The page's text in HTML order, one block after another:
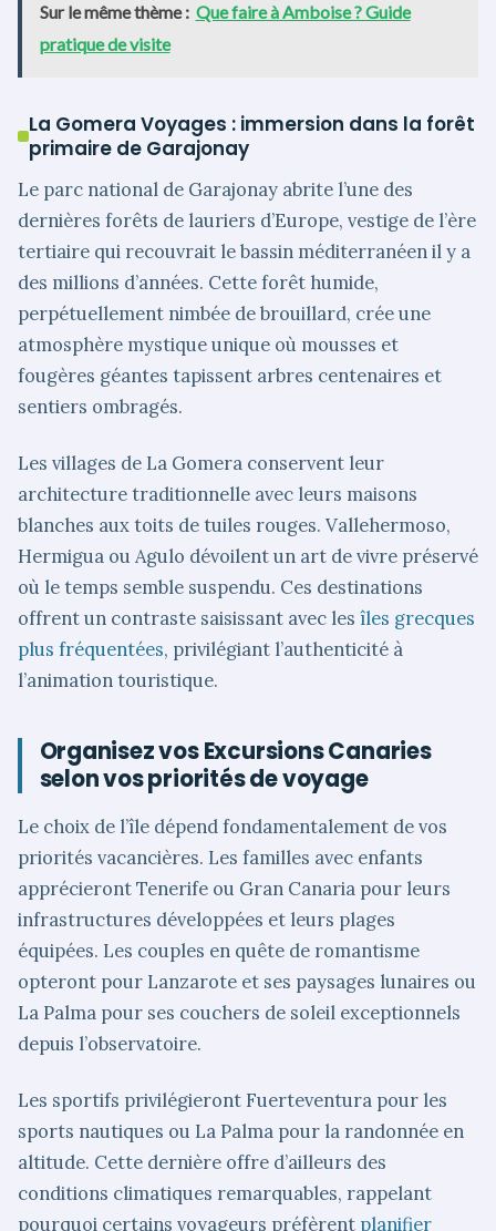
Sur le même thème : Que faire à Amboise ? Guide
pratique de visite
La Gomera Voyages : immersion dans la forêt
primaire de Garajonay
Le parc national de Garajonay abrite l’une des
dernières forêts de lauriers d’Europe, vestige de l’ère
tertiaire qui recouvrait le bassin méditerranéen il y a
des millions d’années. Cette forêt humide,
perpétuellement nimbée de brouillard, crée une
atmosphère mystique unique où mousses et
fougères géantes tapissent arbres centenaires et
sentiers ombragés.
Les villages de La Gomera conservent leur
architecture traditionnelle avec leurs maisons
blanches aux toits de tuiles rouges. Vallehermoso,
Hermigua ou Agulo dévoilent un art de vivre préservé
où le temps semble suspendu. Ces destinations
offrent un contraste saisissant avec les îles grecques
plus fréquentées, privilégiant l’authenticité à
l’animation touristique.
Organisez vos Excursions Canaries
selon vos priorités de voyage
Le choix de l’île dépend fondamentalement de vos
priorités vacancières. Les familles avec enfants
apprécieront Tenerife ou Gran Canaria pour leurs
infrastructures développées et leurs plages
équipées. Les couples en quête de romantisme
opteront pour Lanzarote et ses paysages lunaires ou
La Palma pour ses couchers de soleil exceptionnels
depuis l’observatoire.
Les sportifs privilégieront Fuerteventura pour les
sports nautiques ou La Palma pour la randonnée en
altitude. Cette dernière offre d’ailleurs des
conditions climatiques remarquables, rappelant
pourquoi certains voyageurs préfèrent planifier